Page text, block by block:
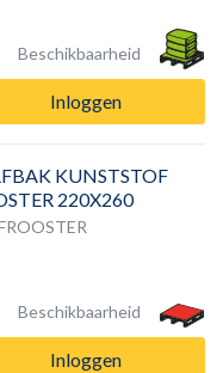
Beschikbaarheid
Inloggen
KUNSTSTOF
220X260
Beschikbaarheid
Inloggen